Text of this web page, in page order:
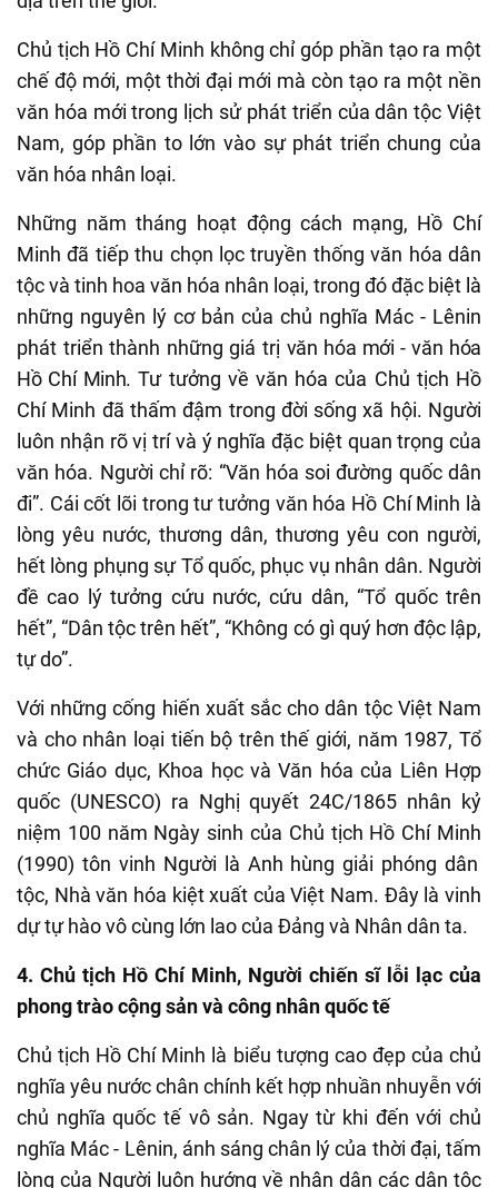
Chủ tịch Hồ Chí Minh không chỉ góp phần tạo ra một
chế độ mới, một thời đại mới mà còn tạo ra một nền
văn hóa mới trong lịch sử phát triển của dân tộc Việt
Nam, góp phần to lớn vào sự phát triển chung của
văn hóa nhân loại.
Những năm tháng hoạt động cách mạng, Hồ Chí
Minh đã tiếp thu chọn lọc truyền thống văn hóa dân
tộc và tinh hoa văn hóa nhân loại, trong đó đặc biệt là
những nguyên lý cơ bản của chủ nghĩa Mác - Lênin
phát triểnthành những giá trị văn hóa mới - văn hóa
Hồ Chí Minh. Tư tưởng về văn hóa của Chủ tịch Hồ
Chí Minh đã thấm đậm trong đời sống xã hội. Người
luôn nhận rõ vị trí và ý nghĩa đặc biệt quan trọng của
văn hóa. Người chỉ rõ: “Văn hóa soi đường quốc dân
đi”. Cái cốt lõi trong tư tưởng văn hóa Hồ Chí Minh là
lòng yêu nước, thương dân, thương yêu con người,
hết lòng phụng sự Tổ quốc, phục vụ nhân dân. Người
đề cao lý tưởng cứu nước, cứu dân, “Tổ quốc trên
hết”, “Dân tộc trên hết”, “Không có gì quý hơn độc lập,
tự do”.
Với những cống hiến xuất sắc cho dân tộc Việt Nam
và cho nhân loại tiến bộ trên thế giới, năm 1987, Tổ
chức Giáo dục, Khoa học và Văn hóa của Liên Hợp
quốc (UNESCO) ra Nghị quyết 24C/1865 nhân kỷ
niệm 100 năm Ngày sinh của Chủ tịch Hồ Chí Minh
(1990) tôn vinh Người là Anh hùng giải phóng dân
tộc, Nhà văn hóa kiệt xuất của Việt Nam. Đây là vinh
dự tự hào vô cùng lớn lao của Đảng và Nhân dân ta.
4. Chủ tịch Hồ Chí Minh, Người chiến sĩ lỗi lạc của
phong trào cộng sản và công nhân quốc tế
Chủ tịch Hồ Chí Minh là biểu tượng cao đẹp của chủ
nghĩa yêu nước chân chính kết hợp nhuần nhuyễn với
chủ nghĩa quốc tế vô sản. Ngay từ khi đến với chủ
nghĩa Mác - Lênin, ánh sáng chân lý của thời đại, tấm
lòng của Người luôn hướng về nhân dân các dân tộc